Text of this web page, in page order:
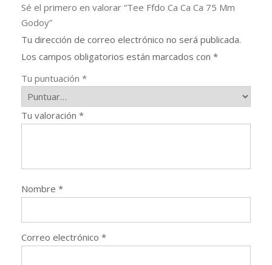
Sé el primero en valorar “Tee Ffdo Ca Ca Ca 75 Mm
Godoy”
Tu dirección de correo electrónico no será publicada.
Los campos obligatorios están marcados con *
Tu puntuación *
Tu valoración *
Nombre *
Correo electrónico *